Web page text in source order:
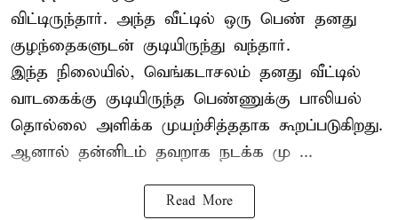
விட்டிருந்தார். அந்த வீட்டில் ஒரு பெண் தனது
குழந்தைகளுடன் குடியிருந்து வந்தார்.
இந்த நிலையில், வெங்கடாசலம் தனது வீட்டில்
வாடகைக்கு குடியிருந்த பெண்ணுக்கு பாலியல்
தொல்லை அளிக்க முயற்சித்ததாக கூறப்படுகிறது.
ஆனால் தன்னிடம் தவறாக நடக்க மு ...
Read More